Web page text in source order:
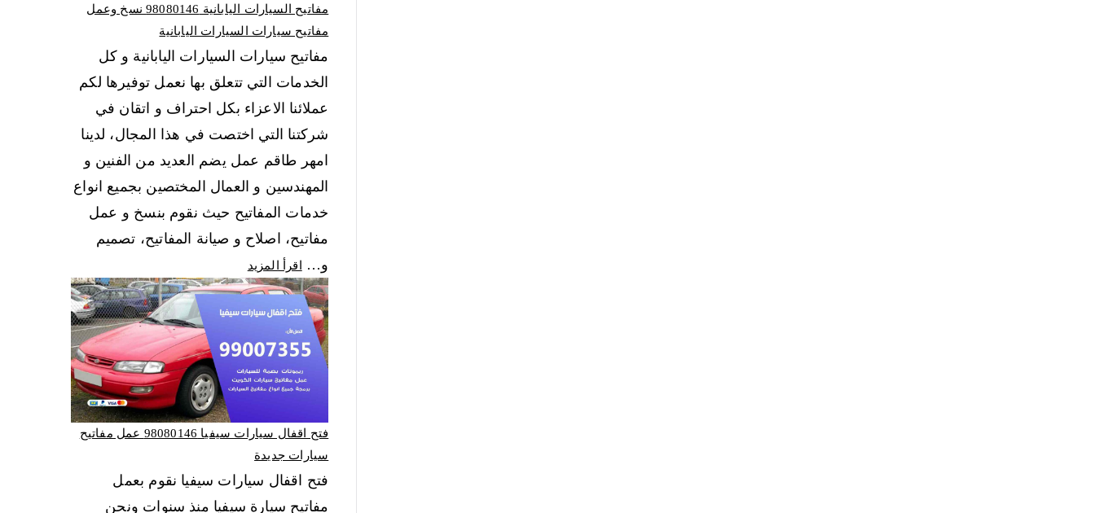
مفاتيح السيارات اليابانية 98080146‬ نسخ وعمل
مفاتيح سيارات السيارات اليابانية
مفاتيح سيارات السيارات اليابانية و كل
الخدمات التي تتعلق بها نعمل توفيرها لكم
عملائنا الاعزاء بكل احتراف و اتقان في
شركتنا التي اختصت في هذا المجال، لدينا
امهر طاقم عمل يضم العديد من الفنين و
المهندسين و العمال المختصين بجميع انواع
خدمات المفاتيح حيث نقوم بنسخ و عمل
مفاتيح، اصلاح و صيانة المفاتيح، تصميم
و…
اقرأ المزيد
فتح اقفال سيارات سيفيا 98080146‬ عمل مفاتيح
سيارات جديدة
فتح اقفال سيارات سيفيا نقوم بعمل
مفاتيح سيارة سيفيا منذ سنوات ونحن